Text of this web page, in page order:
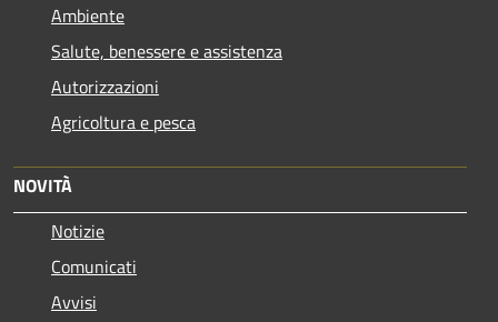
Ambiente
Salute, benessere e assistenza
Autorizzazioni
Agricoltura e pesca
NOVITÀ
Notizie
Comunicati
Avvisi